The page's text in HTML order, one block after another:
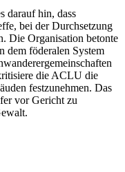
darauf hin, dass
bei der Durchsetzung
Die Organisation betonte
dem föderalen System
die ACLU die
festzunehmen. Das
vor Gericht zu